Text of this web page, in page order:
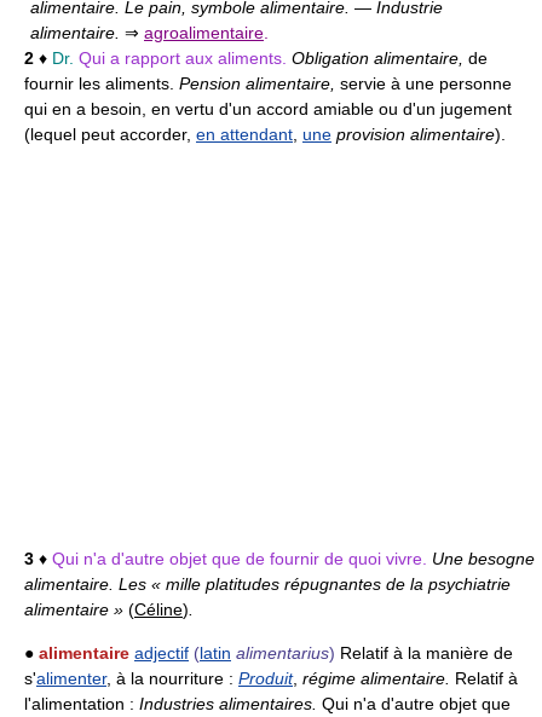
alimentaire. Le pain, symbole alimentaire. — Industrie
alimentaire. ⇒ agroalimentaire
2 ♦ Dr. Qui a rapport aux aliments. Obligation alimentaire, de
fournir les aliments. Pension alimentaire, servie à une personne
qui en a besoin, en vertu d'un accord amiable ou d'un jugement
(lequel peut accorder, en attendant une provision alimentaire).
3 ♦ Qui n'a d'autre objet que de fournir de quoi vivre. Une besogne
alimentaire. Les « mille platitudes répugnantes de la psychiatrie
alimentaire » (Céline)
● alimentaire adjectif (latin alimentarius) Relatif à la manière de
s'alimenter, à la nourriture : Produit, régime alimentaire. Relatif à
l'alimentation : Industries alimentaires. Qui n'a d'autre objet que